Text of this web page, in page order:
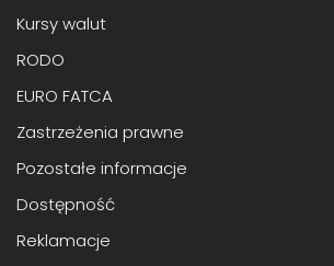
Kursy walut
RODO
EURO FATCA
Zastrzeżenia prawne
Pozostałe informacje
Dostępność
Reklamacje